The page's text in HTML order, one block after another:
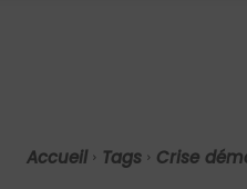
Accueil Tags Crise